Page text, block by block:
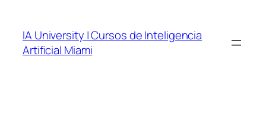
content
IA University | Cursos de Inteligencia
Artificial Miami